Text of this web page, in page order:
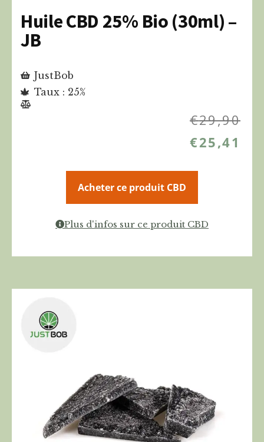
Huile CBD 25% Bio (30ml) –
JB
JustBob
Taux : 25%
€29,90
€25,41
Acheter ce produit CBD
Plus d'infos sur ce produit CBD